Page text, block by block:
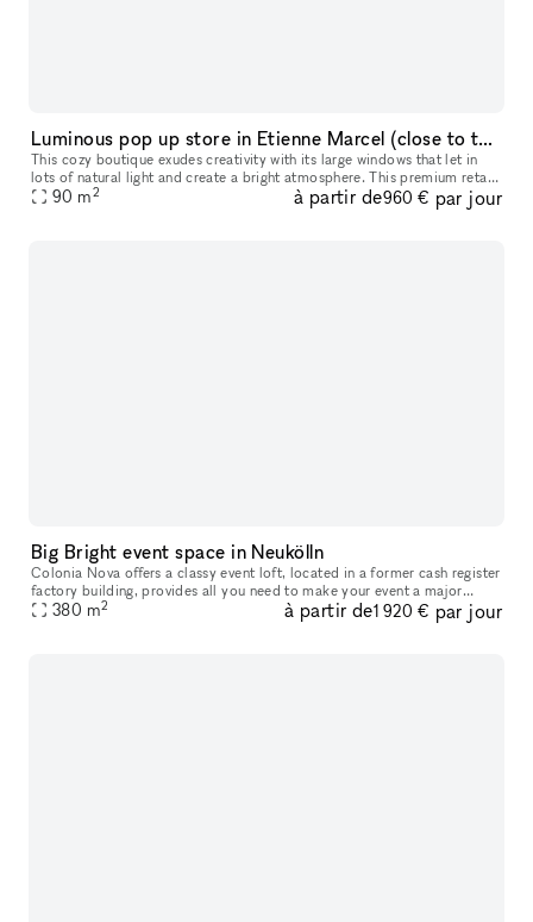
Luminous pop up store in Etienne Marcel (close to the Marais)
This cozy boutique exudes creativity with its large windows that let in
lots of natural light and create a bright atmosphere. This premium retail
space is modern with contemporary interiors with whit
90 m2 à partir de960 € par jour
Big Bright event space in Neukölln
Colonia Nova offers a classy event loft, located in a former cash register
factory building, provides all you need to make your event a major
success. The loft includes a 30 sqm custom-made bar area,
380 m2 à partir de1 920 € par jour